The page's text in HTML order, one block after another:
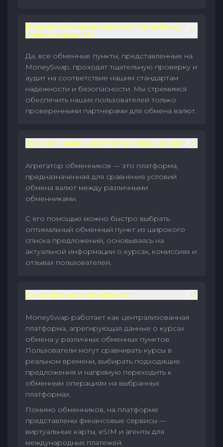
Всем ли обменным пунктам MoneySwap
можно доверять?
Да, все обменные пункты, представленные на
MoneySwap, проходят тщательную проверку и
аудит на соответствие нашим стандартам
надежности и безопасности. Мы стремимся
обеспечить наших пользователей только
проверенными партнерами для обмена валют.
Для чего нужен агрегатор обменников?
Агрегатор обменников — это платформа,
предназначенная для сравнения условий
обмена валют между различными
обменниками.
С его помощью можно быстро выбрать
оптимальный обменный пункт из широкого
списка предложений, основываясь на
актуальной информации о курсах, комиссиях и
отзывах пользователей.
Как работает MoneySwap?
MoneySwap работает как централизованная
платформа, агрегирующая данные о курсах
обмена у различных обменных пунктов.
Пользователи могут сравнивать курсы в
реальном времени, выбирать подходящие
предложения и напрямую переходить к
обменным операциям на выбранных
платформах.
Помимо обменников, на платформе
представлены финансовые сервисы —
виртуальные карты, eSIM и агенты для
международных платежей.